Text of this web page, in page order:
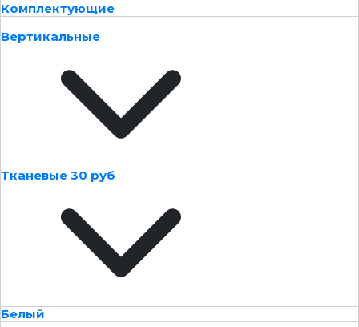
Комплектующие
Вертикальные
Тканевые 30 руб
Белый